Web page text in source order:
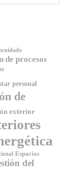
de procesos
personal
de
exterior
Espacios
del